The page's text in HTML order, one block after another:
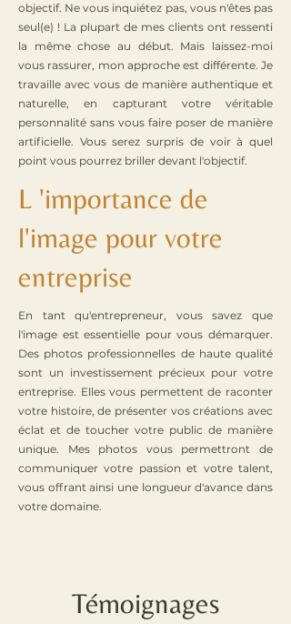
objectif. Ne vous inquiétez pas, vous n'êtes pas
seul(e) ! La plupart de mes clients ont ressenti
la même chose au début. Mais laissez-moi
vous rassurer, mon approche est différente. Je
travaille avec vous de manière authentique et
naturelle, en capturant votre véritable
personnalité sans vous faire poser de manière
artificielle. Vous serez surpris de voir à quel
point vous pourrez briller devant l'objectif.
L 'importance de
l'image pour votre
entreprise
En tant qu'entrepreneur, vous savez que
l'image est essentielle pour vous démarquer.
Des photos professionnelles de haute qualité
sont un investissement précieux pour votre
entreprise. Elles vous permettent de raconter
votre histoire, de présenter vos créations avec
éclat et de toucher votre public de manière
unique. Mes photos vous permettront de
communiquer votre passion et votre talent,
vous offrant ainsi une longueur d'avance dans
votre domaine.
Témoignages